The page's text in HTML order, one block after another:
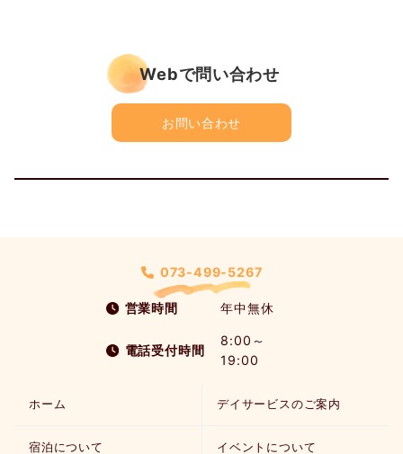
Webで問い合わせ
お問い合わせ
073-499-5267
営業時間 年中無休
電話受付時間
8:00～
19:00
ホーム デイサービスのご案内
宿泊について イベントについて